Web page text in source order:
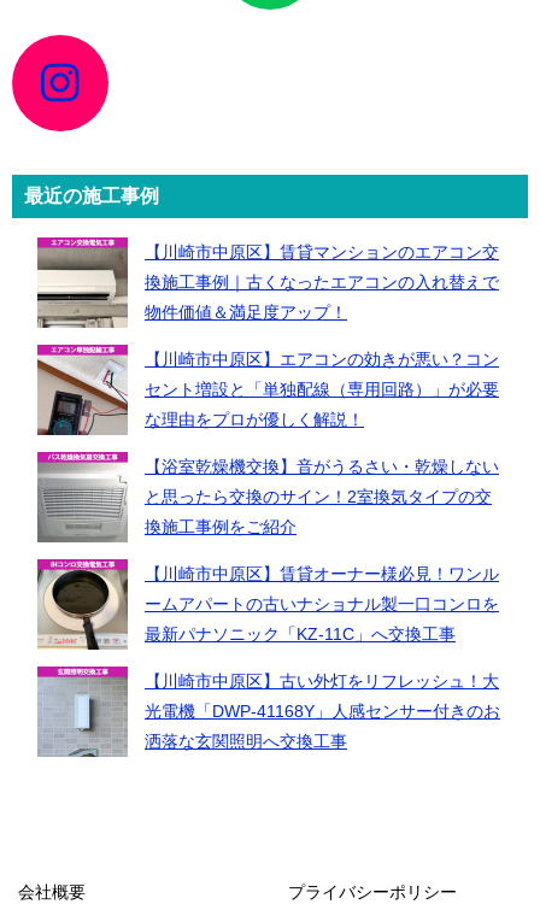
イ
コ
ン
リ
最近の施工事例
【川崎市中原区】賃貸マンションのエアコン交
換施工事例｜古くなったエアコンの入れ替えで
物件価値＆満足度アップ！
【川崎市中原区】エアコンの効きが悪い？コン
セント増設と「単独配線（専用回路）」が必要
な理由をプロが優しく解説！
【浴室乾燥機交換】音がうるさい・乾燥しない
と思ったら交換のサイン！2室換気タイプの交
換施工事例をご紹介
【川崎市中原区】賃貸オーナー様必見！ワンル
ームアパートの古いナショナル製一口コンロを
最新パナソニック「KZ-11C」へ交換工事
【川崎市中原区】古い外灯をリフレッシュ！大
光電機「DWP-41168Y」人感センサー付きのお
洒落な玄関照明へ交換工事
会社概要 プライバシーポリシー